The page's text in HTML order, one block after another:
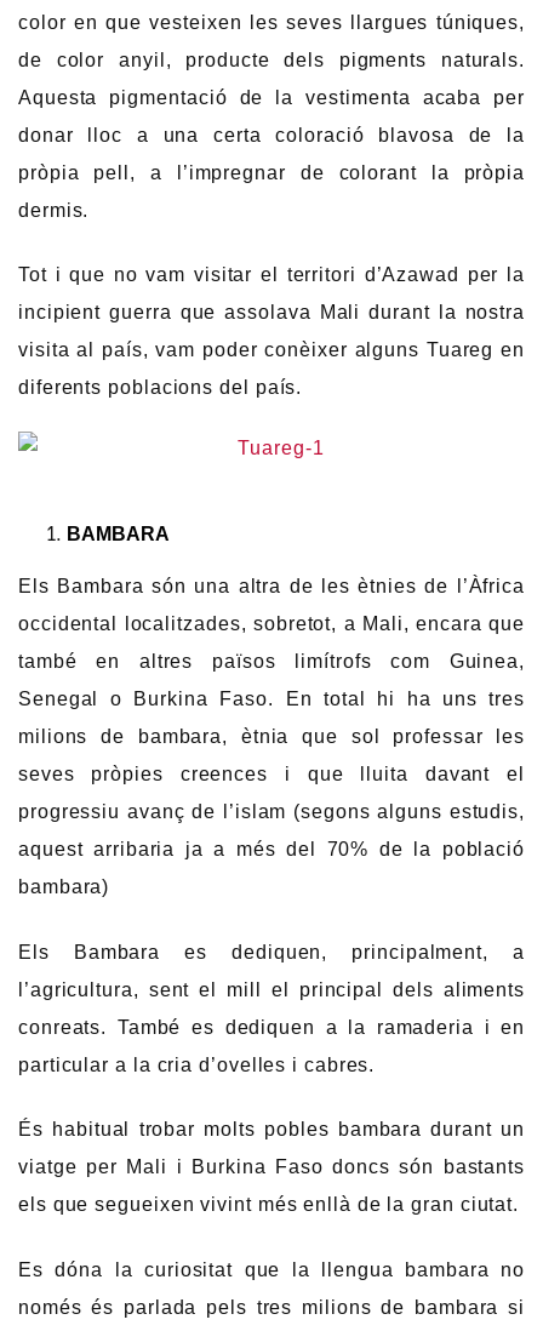
color en que vesteixen les seves llargues túniques,
de color anyil, producte dels pigments naturals.
Aquesta pigmentació de la vestimenta acaba per
donar lloc a una certa coloració blavosa de la
pròpia pell, a l’impregnar de colorant la pròpia
dermis.
Tot i que no vam visitar el territori d’Azawad per la
incipient guerra que assolava Mali durant la nostra
visita al país, vam poder conèixer alguns Tuareg en
diferents poblacions del país.
BAMBARA
Els Bambara són una altra de les ètnies de l’Àfrica
occidental localitzades, sobretot, a Mali, encara que
també en altres països limítrofs com Guinea,
Senegal o Burkina Faso. En total hi ha uns tres
milions de bambara, ètnia que sol professar les
seves pròpies creences i que lluita davant el
progressiu avanç de l’islam (segons alguns estudis,
aquest arribaria ja a més del 70% de la població
bambara)
Els Bambara es dediquen, principalment, a
l’agricultura, sent el mill el principal dels aliments
conreats. També es dediquen a la ramaderia i en
particular a la cria d’ovelles i cabres.
És habitual trobar molts pobles bambara durant un
viatge per Mali i Burkina Faso doncs són bastants
els que segueixen vivint més enllà de la gran ciutat.
Es dóna la curiositat que la llengua bambara no
només és parlada pels tres milions de bambara si